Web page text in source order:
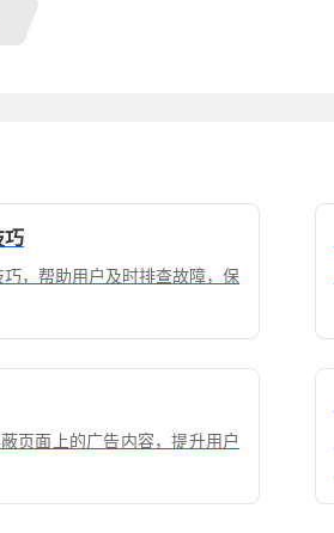
，帮助用户及时排查故障，保
页面上的广告内容，提升用户